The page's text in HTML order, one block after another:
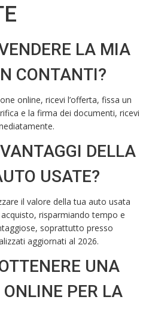
LA MIA
CONTANTI?
online, ricevi l’offerta, fissa un
e la firma dei documenti, ricevi
DELLA
USATE?
il valore della tua auto usata
risparmiando tempo e
soprattutto presso
aggiornati al 2026.
UNA
PER LA